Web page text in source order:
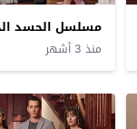
مسلسل الحسد الحلقة
منذ 3 أشهر